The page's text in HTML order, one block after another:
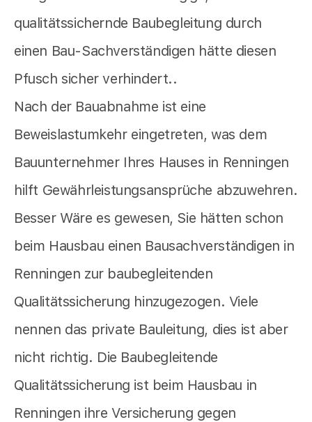
qualitätssichernde Baubegleitung durch
einen Bau-Sachverständigen hätte diesen
Pfusch sicher verhindert..
Nach der Bauabnahme ist eine
Beweislastumkehr eingetreten, was dem
Bauunternehmer Ihres Hauses in Renningen
hilft Gewährleistungsansprüche abzuwehren.
Besser Wäre es gewesen, Sie hätten schon
beim Hausbau einen Bausachverständigen in
Renningen zur baubegleitenden
Qualitätssicherung hinzugezogen. Viele
nennen das private Bauleitung, dies ist aber
nicht richtig. Die Baubegleitende
Qualitätssicherung ist beim Hausbau in
Renningen ihre Versicherung gegen